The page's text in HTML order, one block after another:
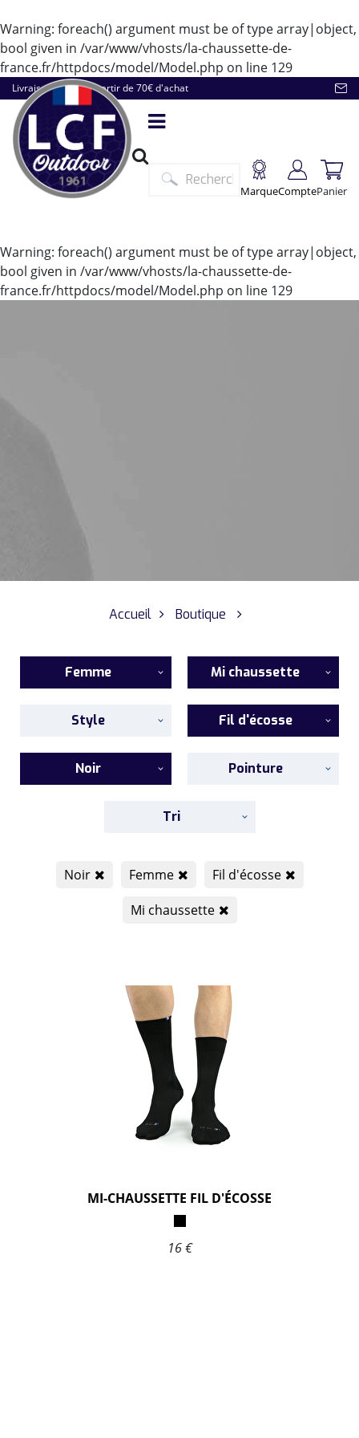
Warning: foreach() argument must be of type array|object,
bool given in /var/www/vhosts/la-chaussette-de-
france.fr/httpdocs/model/Model.php on line 129
Livraison offerte à partir de 70€ d'achat
MarqueComptePanier
Warning: foreach() argument must be of type array|object,
bool given in /var/www/vhosts/la-chaussette-de-
france.fr/httpdocs/model/Model.php on line 129
Accueil Boutique
Femme Mi chaussette
Style Fil d'écosse
Noir Pointure
Tri
Noir Femme
Fil d'écosse
Mi chaussette
MI-CHAUSSETTE FIL D'ÉCOSSE
16 €